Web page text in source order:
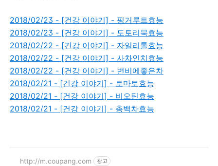
2018/02/23 - [건강 이야기] - 핑거루트효능
2018/02/23 - [건강 이야기] - 도토리묵효능
2018/02/22 - [건강 이야기] - 자일리톨효능
2018/02/22 - [건강 이야기] - 사차인치효능
2018/02/22 - [건강 이야기] - 변비에좋은차
2018/02/21 - [건강 이야기] - 토마토효능
2018/02/21 - [건강 이야기] - 비오틴효능
2018/02/21 - [건강 이야기] - 총백차효능
http://m.coupang.com 광고